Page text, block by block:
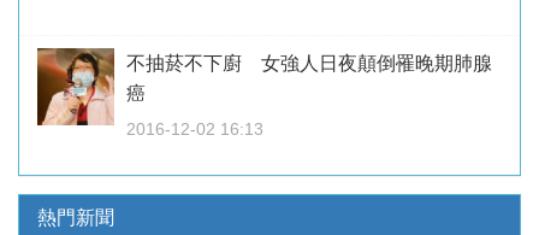
不抽菸不下廚 女強人日夜顛倒罹晚期肺腺
癌
2016-12-02 16:13
熱門新聞